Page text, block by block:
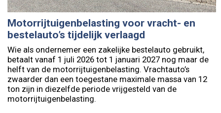
Motorrijtuigenbelasting voor vracht- en
bestelauto’s tijdelijk verlaagd
Wie als ondernemer een zakelijke bestelauto gebruikt,
betaalt vanaf 1 juli 2026 tot 1 januari 2027 nog maar de
helft van de motorrijtuigenbelasting. Vrachtauto’s
zwaarder dan een toegestane maximale massa van 12
ton zijn in diezelfde periode vrijgesteld van de
motorrijtuigenbelasting.